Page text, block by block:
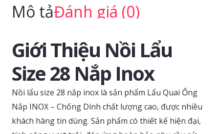
số
Mô tảĐánh giá (0)
Giới Thiệu Nồi Lẩu
Size 28 Nắp Inox
Nồi lẩu size 28 nắp inox là sản phẩm Lẩu Quai Ống
Nắp INOX – Chống Dính chất lượng cao, được nhiều
khách hàng tin dùng. Sản phẩm có thiết kế hiện đại,